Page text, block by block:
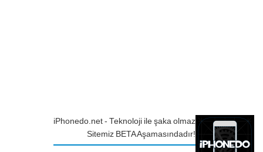
iPhonedo.net - Teknoloji ile şaka olmaz
Sitemiz BETA Aşamasındadır!